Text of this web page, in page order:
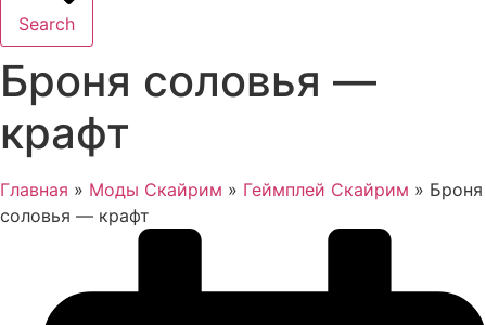
Search
Броня соловья —
крафт
Главная » Моды Скайрим » Геймплей Скайрим » Броня
соловья — крафт